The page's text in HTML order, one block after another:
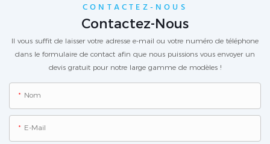
CONTACTEZ-NOUS
Contactez-Nous
Il vous suffit de laisser votre adresse e-mail ou votre numéro de téléphone
dans le formulaire de contact afin que nous puissions vous envoyer un
devis gratuit pour notre large gamme de modèles !
Nom
E-Mail